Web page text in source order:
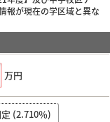
報が現在の学区域と異な
万円
(2.710％)